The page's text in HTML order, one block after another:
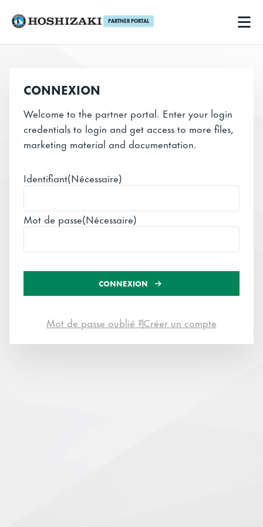
Hoshizaki BE-FR PARTNER PORTAL
CONNEXION
Welcome to the partner portal. Enter your login
credentials to login and get access to more files,
marketing material and documentation.
Identifiant(Nécessaire)
Mot de passe(Nécessaire)
CONNEXION
Mot de passe oublié ?Créer un compte